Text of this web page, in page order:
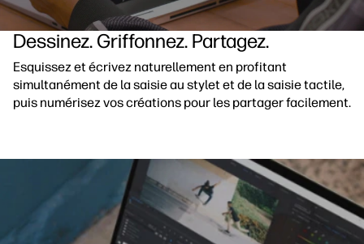
Dessinez. Griffonnez. Partagez.
Esquissez et écrivez naturellement en profitant
simultanément de la saisie au stylet et de la saisie tactile,
puis numérisez vos créations pour les partager facilement.